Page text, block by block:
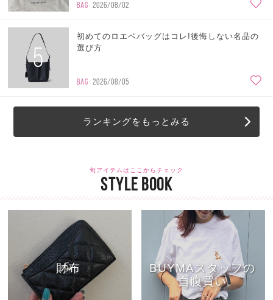
BAG 2026/08/02
5
初めてのロエベバッグはコレ!後悔しない名品の
選び方
BAG 2026/08/05
ランキングをもっとみる
旬アイテムはここからチェック
STYLE BOOK
財布
BUYMAスタッフの
自腹買い